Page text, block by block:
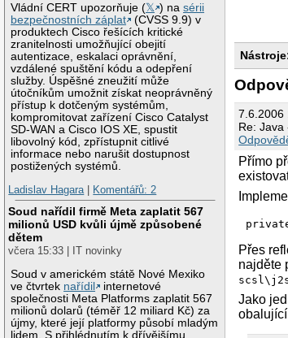
Vládní CERT upozorňuje (𝕏 ) nasérii
bezpečnostních záplat
(CVSS 9.9) v
produktech Cisco řešících kritické
zranitelnosti umožňující obejití
autentizace, eskalaci oprávnění,
vzdálené spuštění kódu a odepření
služby. Úspěšné zneužití může
útočníkům umožnit získat neoprávněný
přístup k dotčeným systémům,
kompromitovat zařízení Cisco Catalyst
SD-WAN a Cisco IOS XE, spustit
libovolný kód, zpřístupnit citlivé
informace nebo narušit dostupnost
postižených systémů.
Ladislav Hagara| Komentářů: 2
Soud nařídil firmě Meta zaplatit 567
milionů USD kvůli újmě způsobené
dětem
včera 15:33 | IT novinky
Soud v americkém státě Nové Mexiko
ve čtvrtek nařídil
internetové
společnosti Meta Platforms zaplatit 567
milionů dolarů (téměř 12 miliard Kč) za
újmy, které její platformy působí mladým
lidem. S přihlédnutím k dřívějšímu
7.6.2006
Re: Java
Přímo
Přes
najděte
Jako